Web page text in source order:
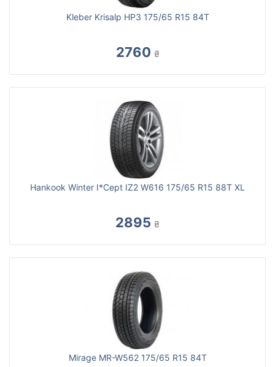
Kleber Krisalp HP3 175/65 R15 84T
2760 ₴
Hankook Winter I*Cept IZ2 W616 175/65 R15 88T XL
2895 ₴
Mirage MR-W562 175/65 R15 84T